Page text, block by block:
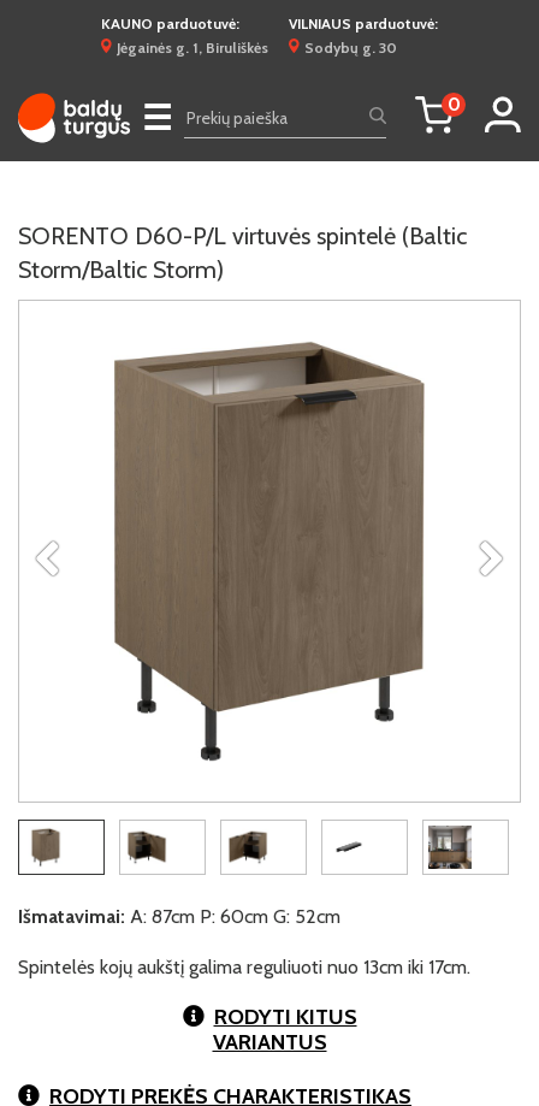
KAUNO parduotuvė:
Jėgainės g. 1, Biruliškės
VILNIAUS parduotuvė:
Sodybų g. 30
☰ 0
SORENTO D60-P/L virtuvės spintelė (Baltic
Storm/Baltic Storm)
Išmatavimai: A: 87cm P: 60cm G: 52cm
Spintelės kojų aukštį galima reguliuoti nuo 13cm iki 17cm.
RODYTI KITUS
VARIANTUS
RODYTI PREKĖS CHARAKTERISTIKAS